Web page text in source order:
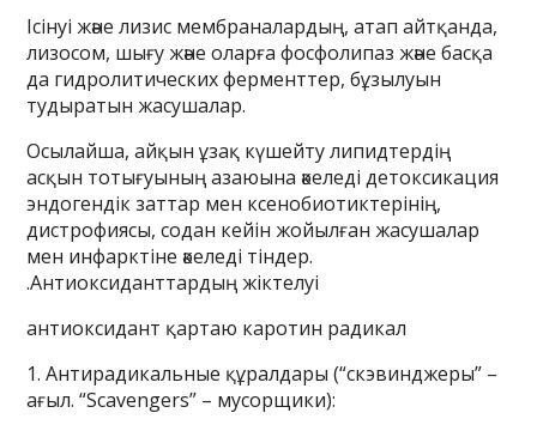
Ісінуі және лизис мембраналардың, атап айтқанда,
лизосом, шығу және оларға фосфолипаз және басқа
да гидролитических ферменттер, бұзылуын
тудыратын жасушалар.
Осылайша, айқын ұзақ күшейту липидтердің
асқын тотығуының азаюына әкеледі детоксикация
эндогендік заттар мен ксенобиотиктерінің,
дистрофиясы, содан кейін жойылған жасушалар
мен инфарктіне әкеледі тіндер.
.Антиоксиданттардың жіктелуі
антиоксидант қартаю каротин радикал
1. Антирадикальные құралдары (“скэвинджеры” –
ағыл. “Scavengers” – мусорщики):